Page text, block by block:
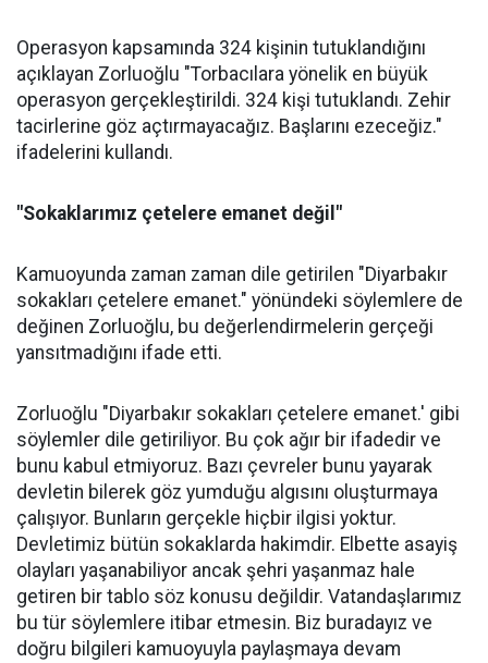
Operasyon kapsamında 324 kişinin tutuklandığını
açıklayan Zorluoğlu "Torbacılara yönelik en büyük
operasyon gerçekleştirildi. 324 kişi tutuklandı. Zehir
tacirlerine göz açtırmayacağız. Başlarını ezeceğiz."
ifadelerini kullandı.
"Sokaklarımız çetelere emanet değil"
Kamuoyunda zaman zaman dile getirilen "Diyarbakır
sokakları çetelere emanet." yönündeki söylemlere de
değinen Zorluoğlu, bu değerlendirmelerin gerçeği
yansıtmadığını ifade etti.
Zorluoğlu "Diyarbakır sokakları çetelere emanet.' gibi
söylemler dile getiriliyor. Bu çok ağır bir ifadedir ve
bunu kabul etmiyoruz. Bazı çevreler bunu yayarak
devletin bilerek göz yumduğu algısını oluşturmaya
çalışıyor. Bunların gerçekle hiçbir ilgisi yoktur.
Devletimiz bütün sokaklarda hakimdir. Elbette asayiş
olayları yaşanabiliyor ancak şehri yaşanmaz hale
getiren bir tablo söz konusu değildir. Vatandaşlarımız
bu tür söylemlere itibar etmesin. Biz buradayız ve
doğru bilgileri kamuoyuyla paylaşmaya devam